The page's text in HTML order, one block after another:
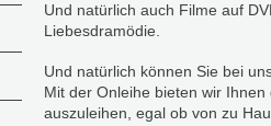
Und natürlich auch Filme auf
Liebesdramödie.
Und natürlich können Sie bei
Mit der Onleihe bieten wir
auszuleihen, egal ob von zu